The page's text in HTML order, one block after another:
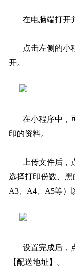
在电脑端打开
点击左侧的小
开。
在小程序中，
印的资料。
上传文件后
选择打印份数、
A3、A4、A5等）
设置完成后，
【配送地址】。